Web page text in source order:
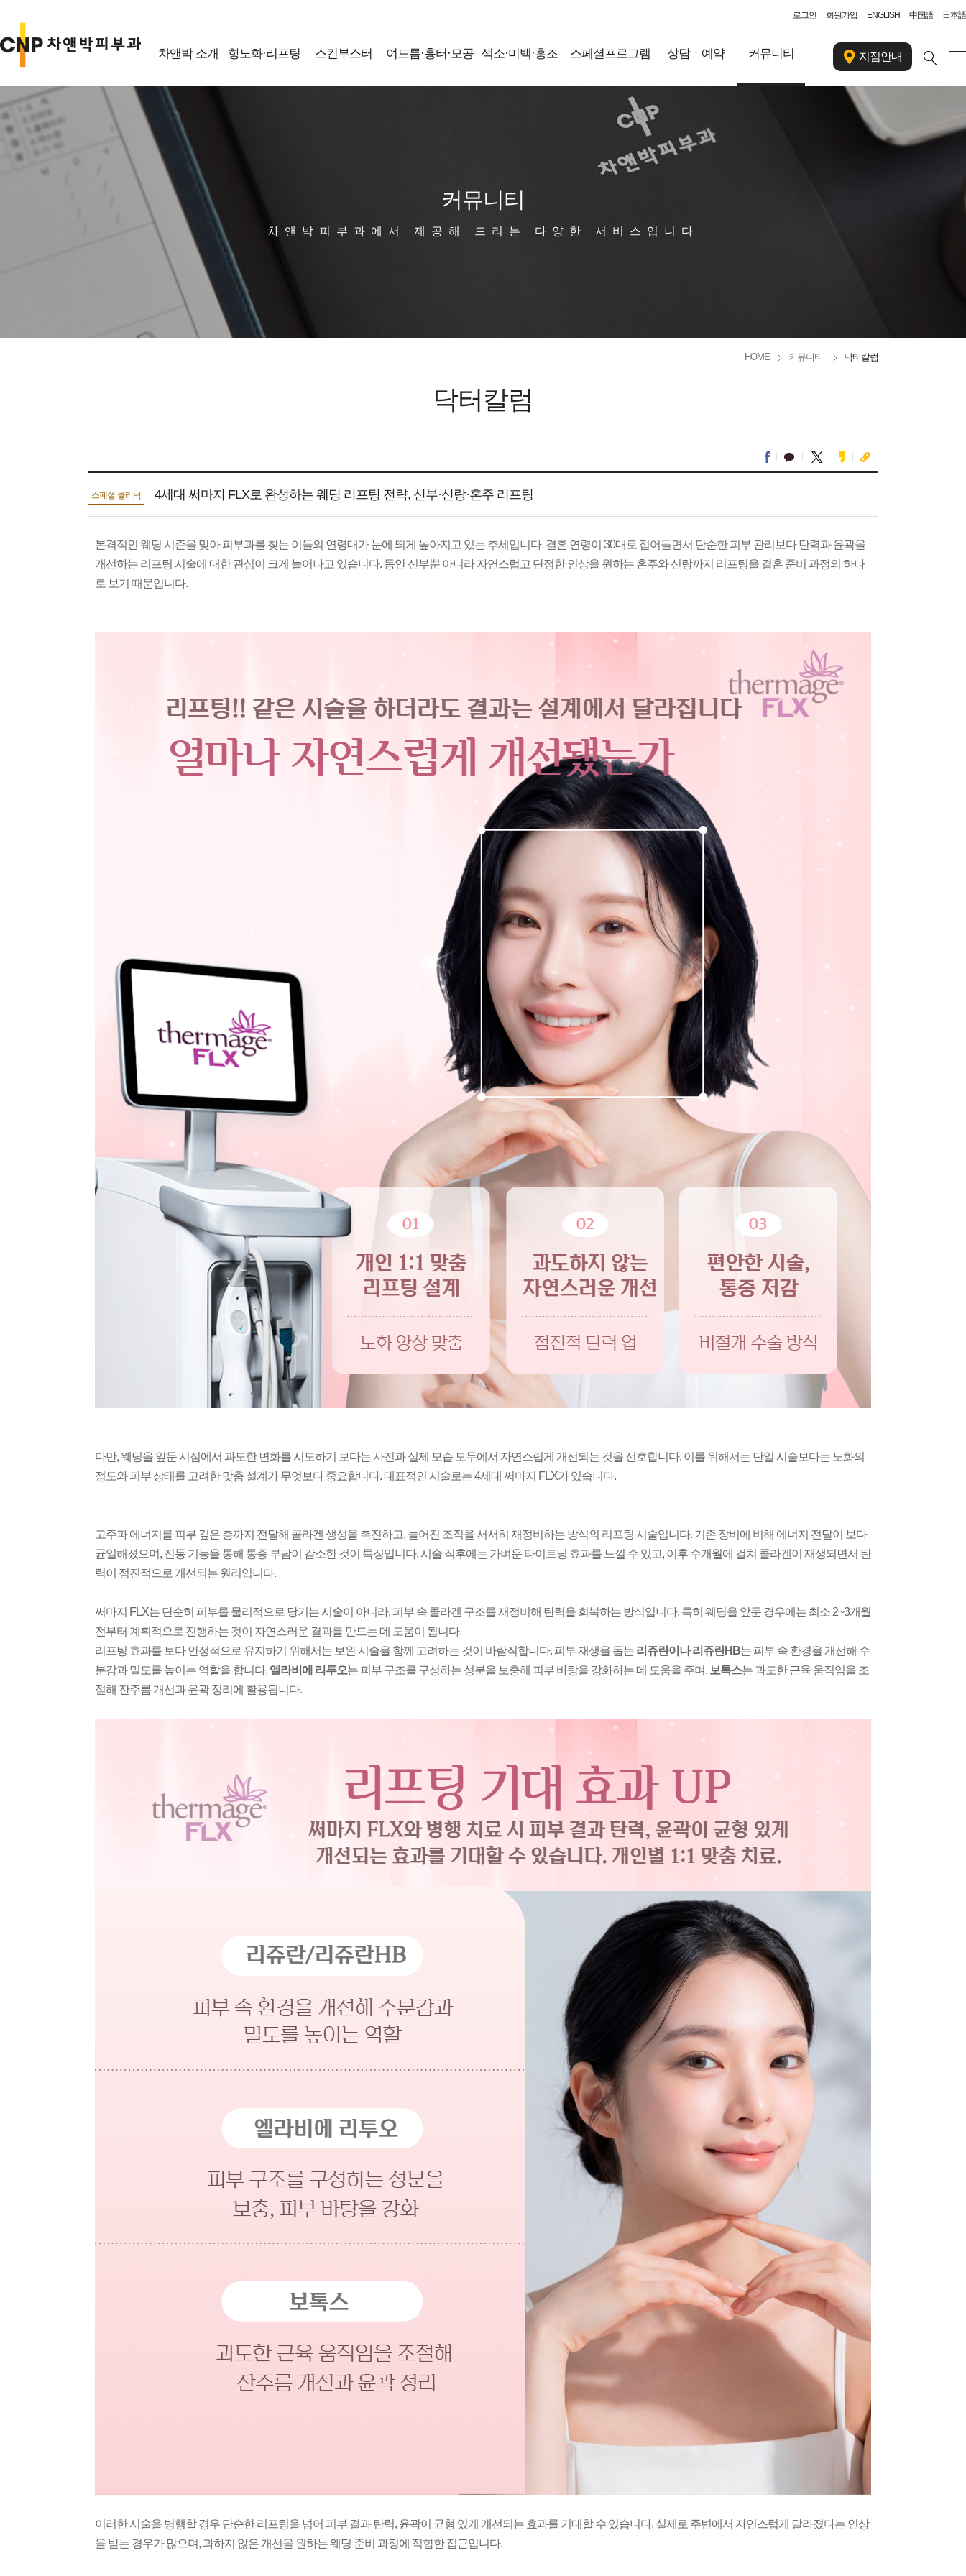
로그인 회원가입 ENGLISH 中国語 日本語
차앤박 소개 항노화·리프팅 스킨부스터 여드름·흉터·모공 색소·미백·홍조 스페셜프로그램 상담ㆍ예약 커뮤니티 지점안내
커뮤니티
차앤박피부과에서 제공해 드리는 다양한 서비스입니다
HOME 커뮤니티 닥터칼럼
닥터칼럼
스페셜 클리닉 4세대 써마지 FLX로 완성하는 웨딩 리프팅 전략, 신부·신랑·혼주 리프팅
본격적인 웨딩 시즌을 맞아 피부과를 찾는 이들의 연령대가 눈에 띄게 높아지고 있는 추세입니다. 결혼 연령이 30대로 접어들면서 단순한 피부 관리보다 탄력과 윤곽을
개선하는 리프팅 시술에 대한 관심이 크게 늘어나고 있습니다. 동안 신부뿐 아니라 자연스럽고 단정한 인상을 원하는 혼주와 신랑까지 리프팅을 결혼 준비 과정의 하나
로 보기 때문입니다.
다만, 웨딩을 앞둔 시점에서 과도한 변화를 시도하기 보다는 사진과 실제 모습 모두에서 자연스럽게 개선되는 것을 선호합니다. 이를 위해서는 단일 시술보다는 노화의
정도와 피부 상태를 고려한 맞춤 설계가 무엇보다 중요합니다.대표적인 시술로는 4세대 써마지 FLX가 있습니다.
고주파 에너지를 피부 깊은 층까지 전달해 콜라겐 생성을 촉진하고, 늘어진 조직을 서서히 재정비하는 방식의 리프팅 시술입니다. 기존 장비에 비해 에너지 전달이 보다
균일해졌으며, 진동 기능을 통해 통증 부담이 감소한 것이 특징입니다. 시술 직후에는 가벼운 타이트닝 효과를 느낄 수 있고, 이후 수개월에 걸쳐 콜라겐이 재생되면서 탄
력이 점진적으로 개선되는 원리입니다.
써마지 FLX는 단순히 피부를 물리적으로 당기는 시술이 아니라, 피부 속 콜라겐 구조를 재정비해 탄력을 회복하는 방식입니다. 특히 웨딩을 앞둔 경우에는 최소 2~3개월
전부터 계획적으로 진행하는 것이 자연스러운 결과를 만드는 데 도움이 됩니다.
리프팅 효과를 보다 안정적으로 유지하기 위해서는 보완 시술을 함께 고려하는 것이 바람직합니다. 피부 재생을 돕는 리쥬란이나 리쥬란HB는 피부 속 환경을 개선해 수
분감과 밀도를 높이는 역할을 합니다. 엘라비에 리투오는 피부 구조를 구성하는 성분을 보충해 피부 바탕을 강화하는 데 도움을 주며, 보톡스는 과도한 근육 움직임을 조
절해 잔주름 개선과 윤곽 정리에 활용됩니다.
이러한 시술을 병행할 경우 단순한 리프팅을 넘어 피부 결과 탄력, 윤곽이 균형 있게 개선되는 효과를 기대할 수 있습니다. 실제로 주변에서 자연스럽게 달라졌다는 인상
을 받는 경우가 많으며, 과하지 않은 개선을 원하는 웨딩 준비 과정에 적합한 접근입니다.